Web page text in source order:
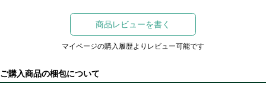
商品レビューを書く
マイページの購入履歴よりレビュー可能です
ご購入商品の梱包について